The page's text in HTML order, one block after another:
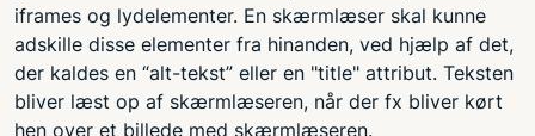
iframes og lydelementer. En skærmlæser skal kunne
adskille disse elementer fra hinanden, ved hjælp af det,
der kaldes en “alt-tekst” eller en "title" attribut. Teksten
bliver læst op af skærmlæseren, når der fx bliver kørt
hen over et billede med skærmlæseren.